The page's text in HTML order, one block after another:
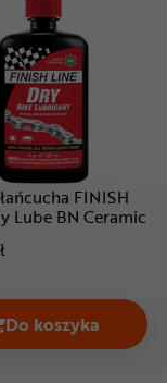
FINISH
Lube BN Ceramic
zł
Do koszyka
Olej do